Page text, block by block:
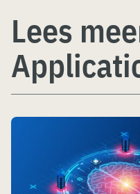
Lees